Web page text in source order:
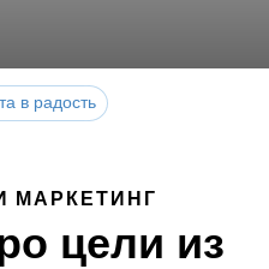
в радость
МАРКЕТИНГ
цели из